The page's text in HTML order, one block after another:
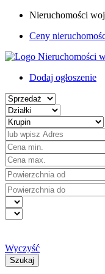
Nieruchomości
Ceny
Dodaj ogłoszenie
Wyczyść
Szukaj